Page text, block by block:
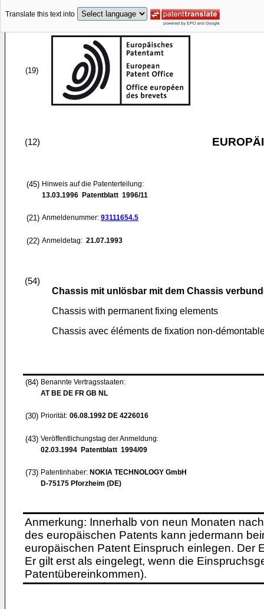
Translate this text into
(19)
(12)
(45) Hinweis auf die Patenterteilung:
13.03.1996 Patentblatt 1996/11
(21) Anmeldenummer: 93111654.5
(22) Anmeldetag: 21.07.1993
(54)
Chassis mit unlösbar mit dem Chassis
Chassis with permanent fixing elements
Chassis avec éléments de fixation non-
(84) Benannte Vertragsstaaten:
AT BE DE FR GB NL
(30) Priorität: 06.08.1992 DE 4226016
(43) Veröffentlichungstag der Anmeldung:
02.03.1994 Patentblatt 1994/09
(73) Patentinhaber: NOKIA TECHNOLOGY GmbH
D-75175 Pforzheim (DE)
Anmerkung: Innerhalb von neun Monaten
des europäischen Patents kann jedermann
europäischen Patent Einspruch einlegen. Der
Er gilt erst als eingelegt, wenn die
Patentübereinkommen).